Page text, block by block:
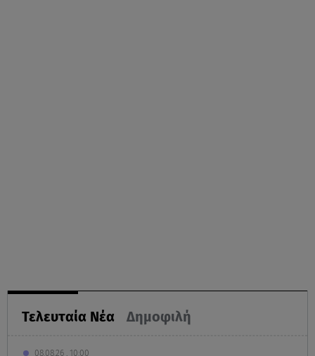
Τελευταία Νέα Δημοφιλή
08.08.26 , 10:00